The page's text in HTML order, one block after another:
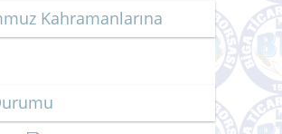
Kahramanlarına